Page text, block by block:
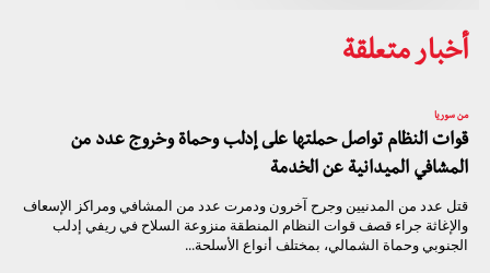
أخبار متعلقة
من سوريا
قوات النظام تواصل حملتها على إدلب وحماة وخروج عدد من
المشافي الميدانية عن الخدمة
قتل عدد من المدنيين وجرح آخرون ودمرت عدد من المشافي ومراكز الإسعاف
والإغاثة جراء قصف قوات النظام المنطقة منزوعة السلاح في ريفي إدلب
الجنوبي وحماة الشمالي، بمختلف أنواع الأسلحة...